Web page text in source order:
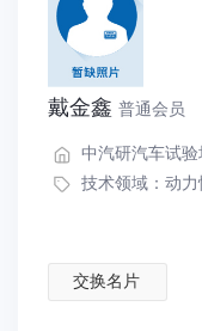
戴金鑫 普通会员
中汽研汽车试
技术领域： 动
交换名片